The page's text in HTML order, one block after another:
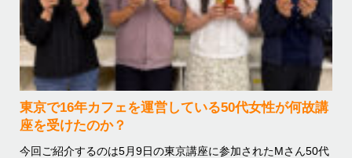
東京で16年カフェを運営している50代女性が何故講
座を受けたのか？
今回ご紹介するのは5月9日の東京講座に参加されたMさん50代